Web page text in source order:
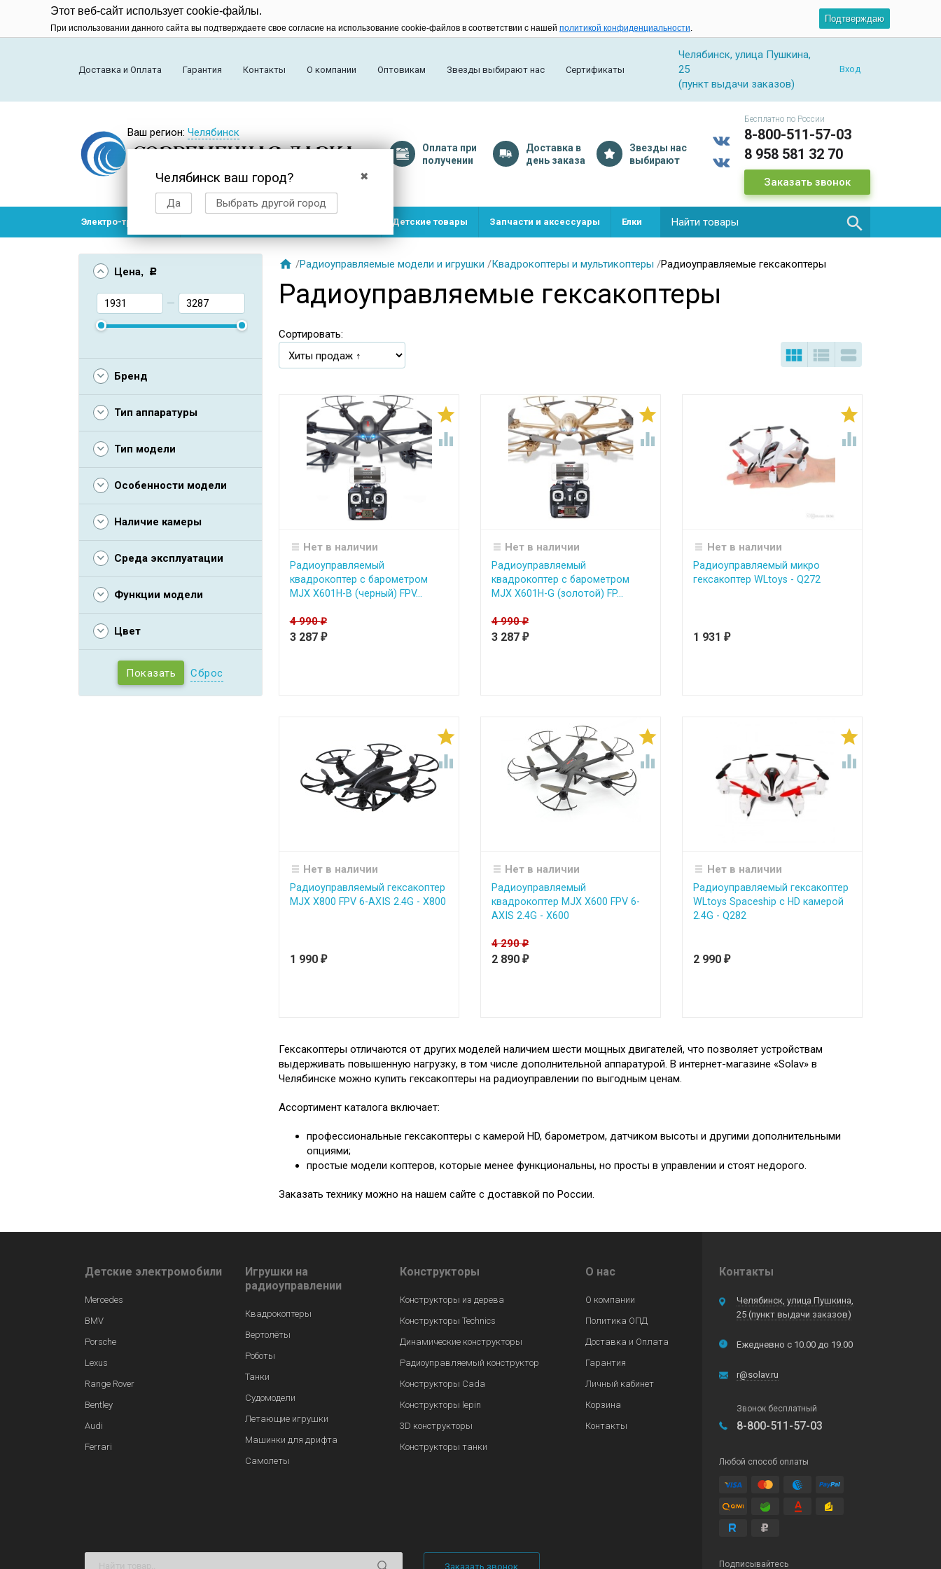
Этот веб-сайт использует cookie-файлы.
При использовании данного сайта вы подтверждаете свое согласие на использование cookie-файлов в соответствии с нашей политикой конфиденциальности.
Подтверждаю
Доставка и Оплата Гарантия Контакты О компании Оптовикам Звезды выбирают нас Сертификаты
Челябинск, улица Пушкина,
25
(пункт выдачи заказов)
Вход
Ваш регион:Челябинск
✖
Челябинск ваш город?
Да Выбрать другой город
Оплата при
получении
Доставка в
день заказа
Звезды нас
выбирают
Бесплатно по России
8-800-511-57-03
8 958 581 32 70
Заказать звонок
Электро-транспорт Детские товары Запчасти и аксессуары Елки 
Цена , Р
—
Бренд
Тип аппаратуры
Тип модели
Особенности модели
Наличие камеры
Среда эксплуатации
Функции модели
Цвет
Сброс
 /Радиоуправляемые модели и игрушки /Квадрокоптеры и мультикоптеры /Радиоуправляемые гексакоптеры
Радиоуправляемые гексакоптеры
Сортировать:
  


Нет в наличии
Радиоуправляемый
квадрокоптер с барометром
MJX X601H-B (черный) FPV...
4 990₽
3 287 ₽


Нет в наличии
Радиоуправляемый
квадрокоптер с барометром
MJX X601H-G (золотой) FP...
4 990₽
3 287 ₽


Нет в наличии
Радиоуправляемый микро
гексакоптер WLtoys - Q272
1 931 ₽


Нет в наличии
Радиоуправляемый гексакоптер
MJX X800 FPV 6-AXIS 2.4G - Х800
1 990 ₽


Нет в наличии
Радиоуправляемый
квадрокоптер MJX X600 FPV 6-
AXIS 2.4G - X600
4 290₽
2 890 ₽


Нет в наличии
Радиоуправляемый гексакоптер
WLtoys Spaceship с HD камерой
2.4G - Q282
2 990 ₽
Гексакоптеры отличаются от других моделей наличием шести мощных двигателей, что позволяет устройствам
выдерживать повышенную нагрузку, в том числе дополнительной аппаратурой. В интернет-магазине «Solav» в
Челябинске можно купить гексакоптеры на радиоуправлении по выгодным ценам.
Ассортимент каталога включает:
профессиональные гексакоптеры с камерой HD, барометром, датчиком высоты и другими дополнительными
опциями;
простые модели коптеров, которые менее функциональны, но просты в управлении и стоят недорого.
Заказать технику можно на нашем сайте с доставкой по России.
Контакты
Челябинск, улица Пушкина,
25 (пункт выдачи заказов)
Ежедневно с 10.00 до 19.00
r@solav.ru
Звонок бесплатный
8-800-511-57-03
Любой способ оплаты
Подписывайтесь
Детские электромобили
Mercedes
BMV
Porsche
Lexus
Range Rover
Bentley
Audi
Ferrari
Игрушки на
радиоуправлении
Квадрокоптеры
Вертолёты
Роботы
Танки
Судомодели
Летающие игрушки
Машинки для дрифта
Самолеты
Конструкторы
Конструкторы из дерева
Конструкторы Technics
Динамические конструкторы
Радиоуправляемый конструктор
Конструкторы Cada
Конструкторы lepin
3D конструкторы
Конструкторы танки
О нас
О компании
Политика ОПД
Доставка и Оплата
Гарантия
Личный кабинет
Корзина
Контакты
Заказать звонок